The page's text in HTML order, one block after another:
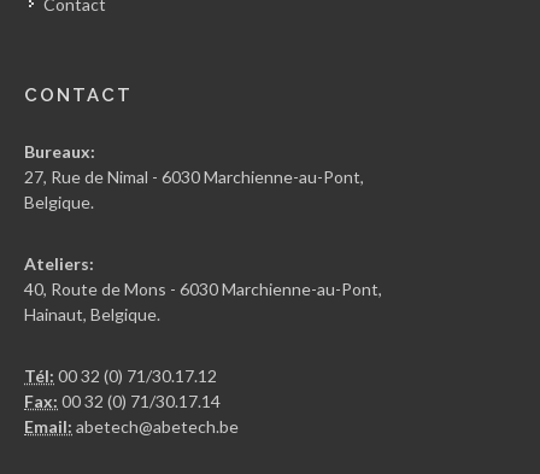
CONTACT
Bureaux:
27, Rue de Nimal - 6030 Marchienne-au-Pont,
Belgique.
Ateliers:
40, Route de Mons - 6030 Marchienne-au-Pont,
Hainaut, Belgique.
Tél: 00 32 (0) 71/30.17.12
Fax: 00 32 (0) 71/30.17.14
Email: abetech@abetech.be